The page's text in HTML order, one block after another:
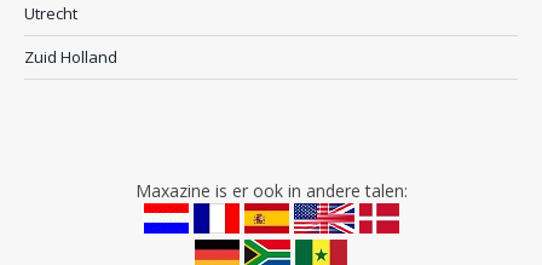
Utrecht
Zuid Holland
Maxazine is er ook in andere talen: